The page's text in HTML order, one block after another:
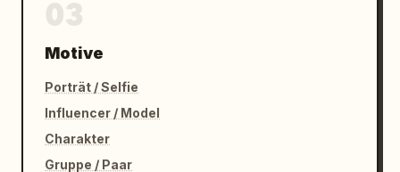
Motive
Porträt / Selfie
Influencer / Model
Charakter
Gruppe / Paar